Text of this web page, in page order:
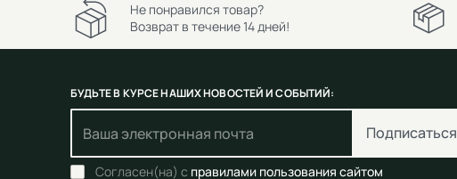
Не понравился товар?
Возврат в течение 14 дней!
БУДЬТЕ В КУРСЕ НАШИХ НОВОСТЕЙ И СОБЫТИЙ:
Подписаться
Согласен(на) с правилами пользования сайтом